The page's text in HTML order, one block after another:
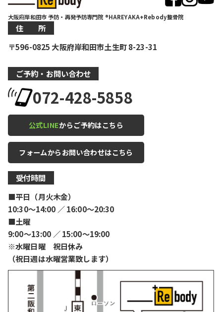
大阪府岸和田市 予防・再発予防専門院 ®HAREYAKA+Rebody整骨院
住 所
〒596-0825 大阪府岸和田市土生町 8-23-31
ご予約・お問い合わせ
072-428-5858
公式LINEからご予約はこちら
フォームからお問い合わせはこちら
受付時間
■平日（月火木金）
10:30〜14:00 ／ 16:00〜20:30
■土曜
9:00〜13:00 ／ 15:00〜19:00
※水曜日曜 祝日休み
（祝日週は水曜営業致します）